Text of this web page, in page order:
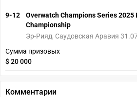
9-12
Overwatch Champions Series 2025
Championship
Эр-Рияд, Саудовская Аравия
Сумма призовых
$ 20 000
Комментарии